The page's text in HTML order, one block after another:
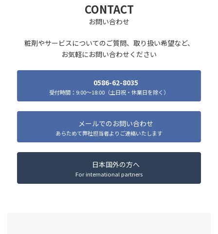
CONTACT
お問い合わせ
粧剤やサービスについてのご質問、取り扱い希望など、
お気軽にお問い合わせください
0586-62-8035
受付時間：9:00～18:00（土日祝・休業日を除く）
メールでのお問い合わせ
あらためて弊社担当者よりご連絡いたします
日本国外の方へ
For international partners